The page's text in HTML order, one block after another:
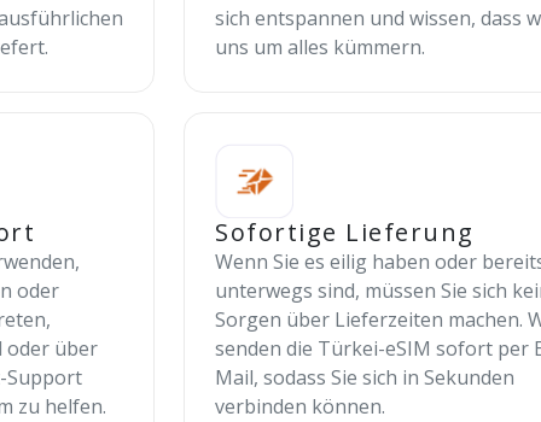
sich entspannen und wissen, dass
uns um alles kümmern.
oder
oder über
Support
zu helfen.
Sofortige Lieferung
Wenn Sie es eilig haben oder
unterwegs sind, müssen Sie sich
Sorgen über Lieferzeiten machen.
senden die Türkei-eSIM sofort per
Mail, sodass Sie sich in Sekunden
verbinden können.